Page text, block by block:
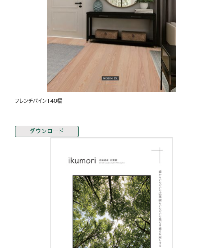
フレンチパイン140幅
ダウンロード